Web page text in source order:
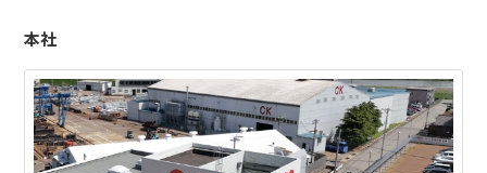
本社